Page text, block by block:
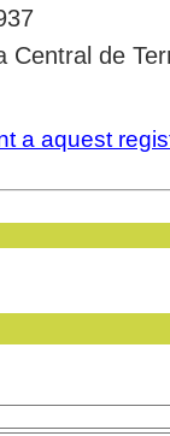
Central de
a aquest